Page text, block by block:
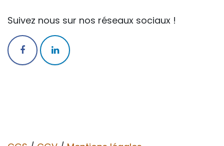
Suivez nous sur nos réseaux sociaux !